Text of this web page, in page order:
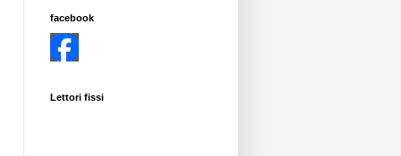
facebook
Lettori fissi